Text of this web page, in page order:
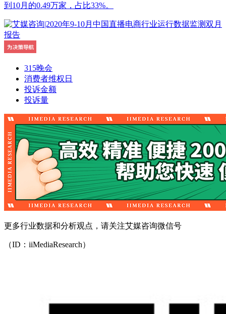
到10月的0.49万家，占比33%。
315晚会
消费者维权日
投诉金额
投诉量
更多行业数据和分析观点，请关注艾媒咨询微信号
（ID：iiMediaResearch）